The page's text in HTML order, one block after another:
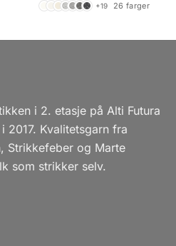
+19 26 farger
i 2. etasje på Alti Futura
Kvalitetsgarn fra
Strikkefeber og Marte
som strikker selv.